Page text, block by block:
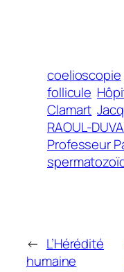
coelioscopie
follicule
Clamart
RAOUL-
Professeur
← L’Hérédité
humaine